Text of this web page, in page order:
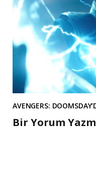
AVENGERS:
Bir Yorum